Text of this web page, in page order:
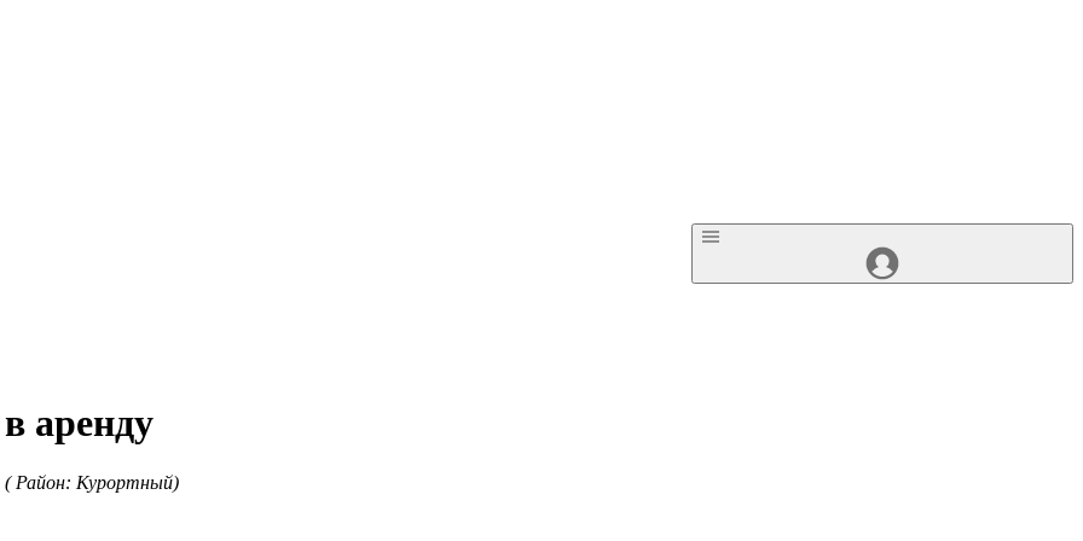
аренду
( Район: Курортный)